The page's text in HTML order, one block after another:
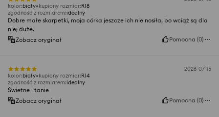
kolor:biały kupiony rozmiar:R18
zgodność z rozmiarem:idealny
Dobre małe skarpetki, moja córka jeszcze ich nie nosiła, bo wciąż są dla
niej duże.
Zobacz oryginał
Pomocna (0)
2026-07-15
kolor:biały kupiony rozmiar:R14
zgodność z rozmiarem:idealny
Świetne i tanie
Zobacz oryginał
Pomocna (0)